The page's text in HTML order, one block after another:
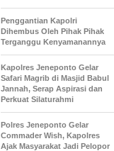
Penggantian Kapolri
Dihembus Oleh Pihak Pihak
Terganggu Kenyamanannya
Kapolres Jeneponto Gelar
Safari Magrib di Masjid Babul
Jannah, Serap Aspirasi dan
Perkuat Silaturahmi
Polres Jeneponto Gelar
Commader Wish, Kapolres
Ajak Masyarakat Jadi Pelopor